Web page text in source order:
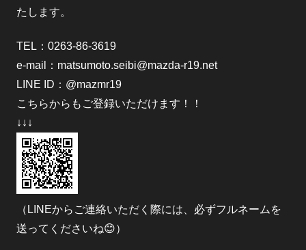
たします。
TEL：0263-86-3619
e-mail： matsumoto.seibi@mazda-r19.net
LINE ID：@mazmr19
こちらからもご登録いただけます！！
↓↓↓
（LINEからご連絡いただく際には、必ずフルネームを
送ってくださいね😊）